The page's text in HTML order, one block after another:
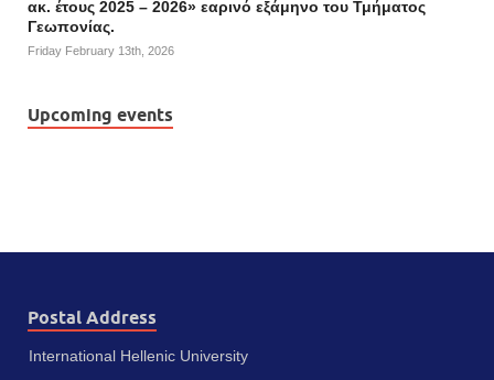
ακ. έτους 2025 – 2026» εαρινό εξάμηνο του Τμήματος
Γεωπονίας.
Friday February 13th, 2026
Upcoming events
Postal Address
International Hellenic University